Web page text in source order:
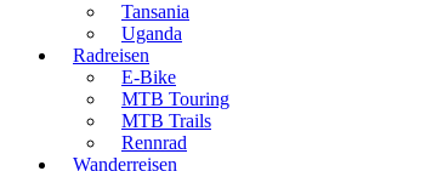
Tansania
Uganda
Radreisen
E-Bike
MTB Touring
MTB Trails
Rennrad
Wanderreisen